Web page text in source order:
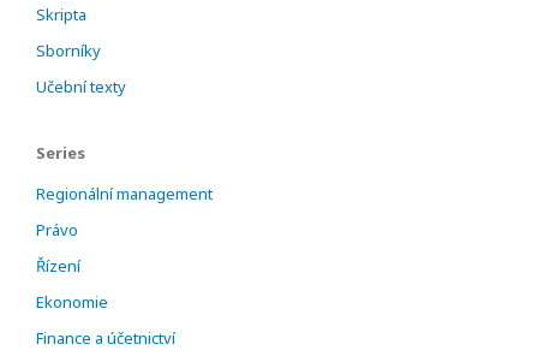
Skripta
Sborníky
Učební texty
Series
Regionální management
Právo
Řízení
Ekonomie
Finance a účetnictví